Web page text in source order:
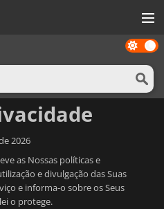
Dark
mode
2026
as Nossas políticas e
e divulgação das Suas
e informa-o sobre os Seus
o protege.